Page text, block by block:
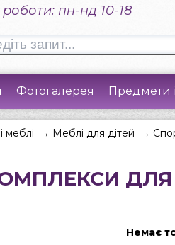
пн-нд 10-18
Фотогалерея Предмети
меблі → Меблі для дітей →
Немає